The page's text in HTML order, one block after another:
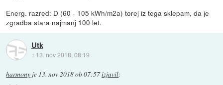
Energ. razred: D (60 - 105 kWh/m2a) torej iz tega sklepam, da je
zgradba stara najmanj 100 let.
Utk
:: 13. nov 2018, 08:19
harmony je 13. nov 2018 ob 07:57izjavil: